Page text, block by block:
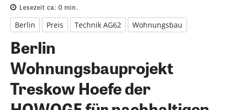
Lesezeit ca: 0 min.
Berlin Preis Technik AG62 Wohnungsbau
Berlin
Wohnungsbauprojekt
Treskow Hoefe der